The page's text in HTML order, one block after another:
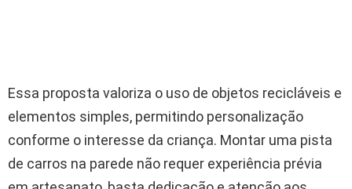
Essa proposta valoriza o uso de objetos recicláveis e
elementos simples, permitindo personalização
conforme o interesse da criança. Montar uma pista
de carros na parede não requer experiência prévia